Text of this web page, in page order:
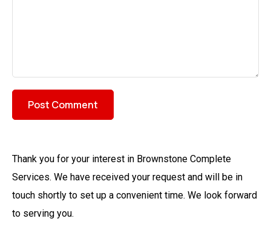
Thank you for your interest in Brownstone Complete
Services. We have received your request and will be in
touch shortly to set up a convenient time. We look forward
to serving you.